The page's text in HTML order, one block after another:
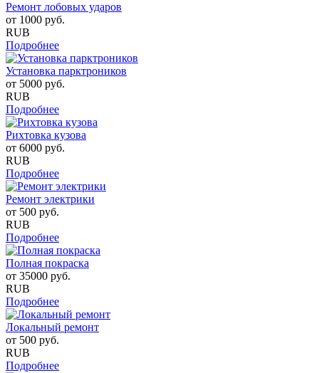
Ремонт лобовых ударов
от 1000 руб.
RUB
Подробнее
Установка парктроников
от 5000 руб.
RUB
Подробнее
Рихтовка кузова
от 6000 руб.
RUB
Подробнее
Ремонт электрики
от 500 руб.
RUB
Подробнее
Полная покраска
от 35000 руб.
RUB
Подробнее
Локальный ремонт
от 500 руб.
RUB
Подробнее